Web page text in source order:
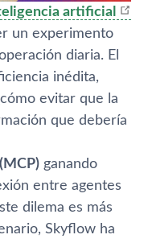
artificial
un experimento
diaria. El
inédita,
evitar que la
que debería
ganando
entre agentes
dilema es más
Skyflow ha